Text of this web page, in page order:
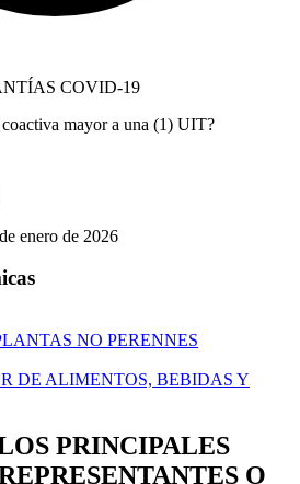
COVID-19
mayor a una (1) UIT?
enero de 2026
NO PERENNES
DE ALIMENTOS, BEBIDAS Y
PRINCIPALES
O